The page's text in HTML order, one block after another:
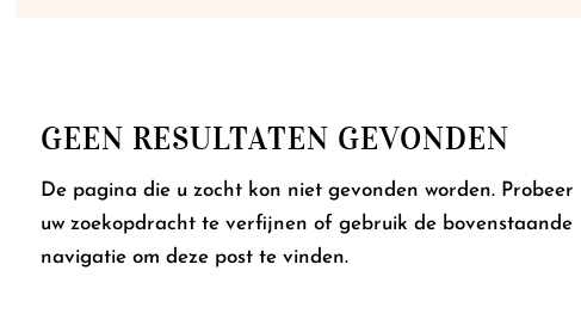
GEEN RESULTATEN GEVONDEN
De pagina die u zocht kon niet gevonden worden. Probeer
uw zoekopdracht te verfijnen of gebruik de bovenstaande
navigatie om deze post te vinden.